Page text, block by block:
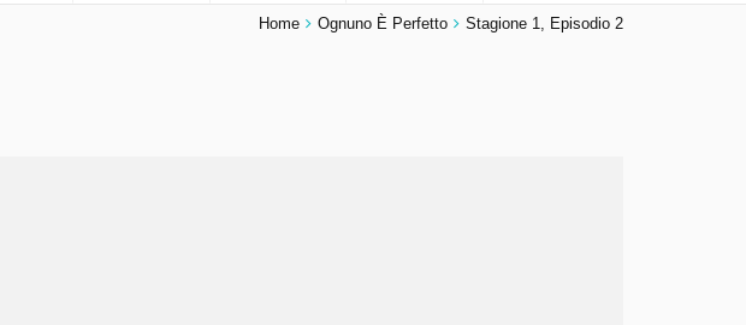
Home Ognuno È Perfetto Stagione 1, Episodio 2